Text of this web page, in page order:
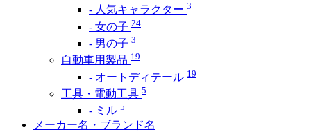
- 人気キャラクター 3
- 女の子 24
- 男の子 3
自動車用製品 19
- オートディテール 19
工具・電動工具 5
- ミル 5
メーカー名・ブランド名